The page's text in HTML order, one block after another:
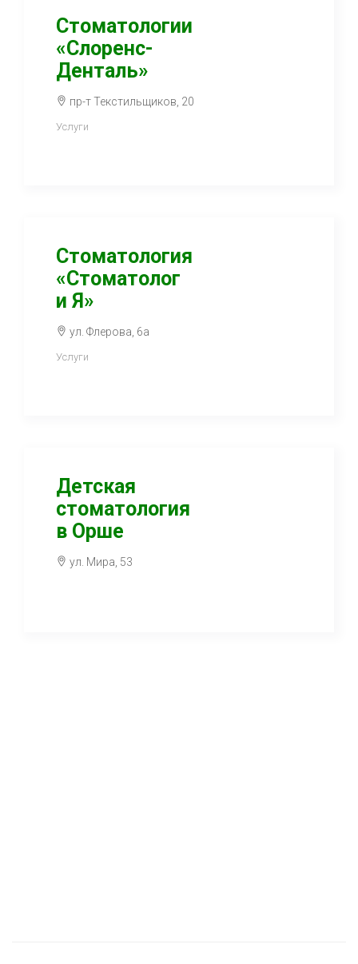
Стоматологии
«Слоренс-
Денталь»
пр-т Текстильщиков, 20
Услуги
Стоматология
«Стоматолог
и Я»
ул. Флерова, 6а
Услуги
Детская
стоматология
в Орше
ул. Мира, 53